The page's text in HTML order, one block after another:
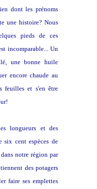
dont les prénoms
une histoire? Nous
pieds de ces
incomparable... Un
une bonne huile
encore chaude au
feuilles et s'en être
longueurs et des
six cent espèces de
notre région par
des potagers
faire ses emplettes